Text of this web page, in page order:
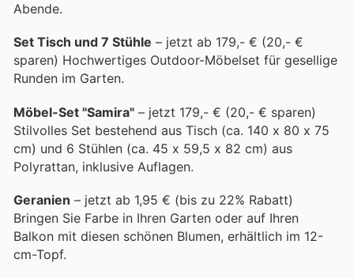
Abende.
Set Tisch und 7 Stühle – jetzt ab 179,- € (20,- €
sparen) Hochwertiges Outdoor-Möbelset für gesellige
Runden im Garten.
Möbel-Set "Samira" – jetzt 179,- € (20,- € sparen)
Stilvolles Set bestehend aus Tisch (ca. 140 x 80 x 75
cm) und 6 Stühlen (ca. 45 x 59,5 x 82 cm) aus
Polyrattan, inklusive Auflagen.
Geranien – jetzt ab 1,95 € (bis zu 22% Rabatt)
Bringen Sie Farbe in Ihren Garten oder auf Ihren
Balkon mit diesen schönen Blumen, erhältlich im 12-
cm-Topf.